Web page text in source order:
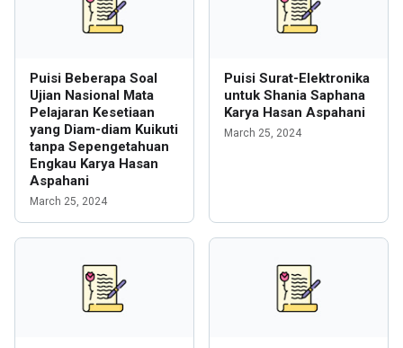
Puisi Beberapa Soal
Ujian Nasional Mata
Pelajaran Kesetiaan
yang Diam-diam Kuikuti
tanpa Sepengetahuan
Engkau Karya Hasan
Aspahani
March 25, 2024
Puisi Surat-Elektronika
untuk Shania Saphana
Karya Hasan Aspahani
March 25, 2024